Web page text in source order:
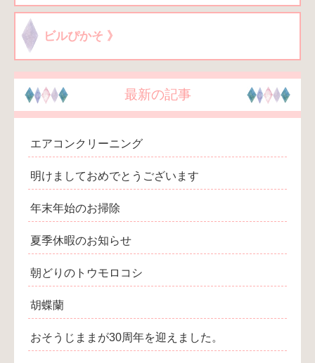
ビルぴかそ 》
最新の記事
エアコンクリーニング
明けましておめでとうございます
年末年始のお掃除
夏季休暇のお知らせ
朝どりのトウモロコシ
胡蝶蘭
おそうじままが30周年を迎えました。